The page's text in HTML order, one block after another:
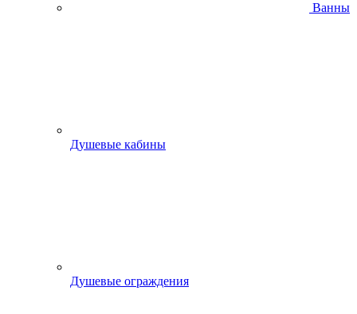
Ванны
Душевые кабины
Душевые ограждения